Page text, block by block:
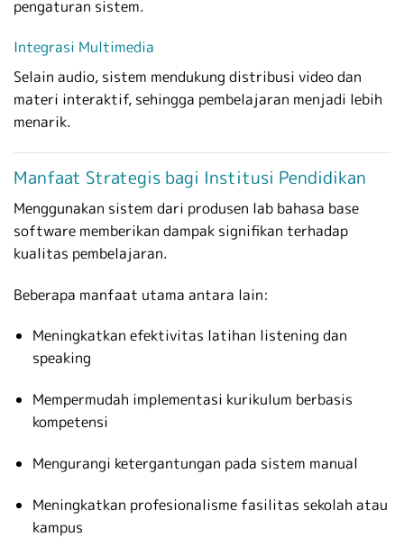
pengaturan sistem.
Integrasi Multimedia
Selain audio, sistem mendukung distribusi video dan
materi interaktif, sehingga pembelajaran menjadi lebih
menarik.
Manfaat Strategis bagi Institusi Pendidikan
Menggunakan sistem dari produsen lab bahasa base
software memberikan dampak signifikan terhadap
kualitas pembelajaran.
Beberapa manfaat utama antara lain:
Meningkatkan efektivitas latihan listening dan
speaking
Mempermudah implementasi kurikulum berbasis
kompetensi
Mengurangi ketergantungan pada sistem manual
Meningkatkan profesionalisme fasilitas sekolah atau
kampus